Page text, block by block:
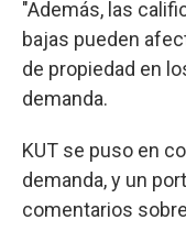
"Además, las
bajas pueden
de propiedad en
demanda.
KUT se puso en
demanda, y un
comentarios